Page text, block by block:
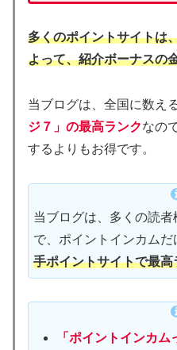
多くのポイントサイトは
よって、紹介ボーナスの
当ブログは、全国に数え
ジ７」の最高ランクなの
するよりもお得です。
当ブログは、多くの読
で、ポイントインカムだ
手ポイントサイトで最高
「ポイントインカ